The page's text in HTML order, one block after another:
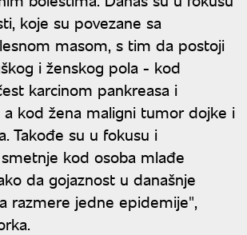
koje su povezane sa
masom, s tim da postoji
i ženskog pola - kod
karcinom pankreasa i
a kod žena maligni tumor dojke i
Takođe su u fokusu i
kod osoba mlađe
da gojaznost u današnje
razmere jedne epidemije",